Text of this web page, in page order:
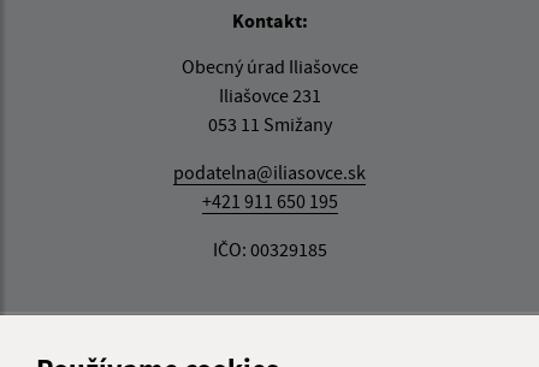
Kontakt:
Obecný úrad Iliašovce
Iliašovce 231
053 11 Smižany
podatelna@iliasovce.sk
+421 911 650 195
IČO: 00329185